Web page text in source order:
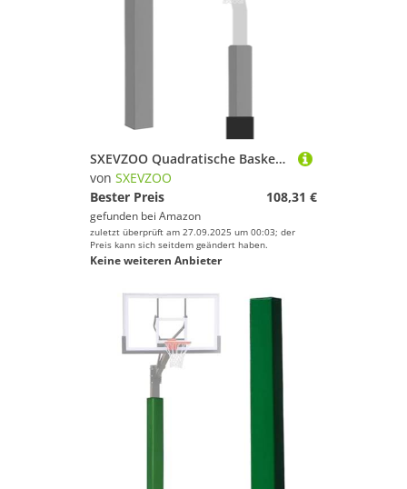
SXEVZOO Quadratische Basketballstangen-Polsterung, 4/5/6 Fuß Hohe Basketballkorb Polster, 2,5cm Allwetter-Polster für Turnhallen, Garagen, Keller-Polsterabdeckung(Grey 4ft,15x20cm Pole)
von SXEVZOO
Bester Preis
108,31 €
gefunden bei Amazon
zuletzt überprüft am 27.09.2025 um 00:03; der
Preis kann sich seitdem geändert haben.
Keine weiteren Anbieter